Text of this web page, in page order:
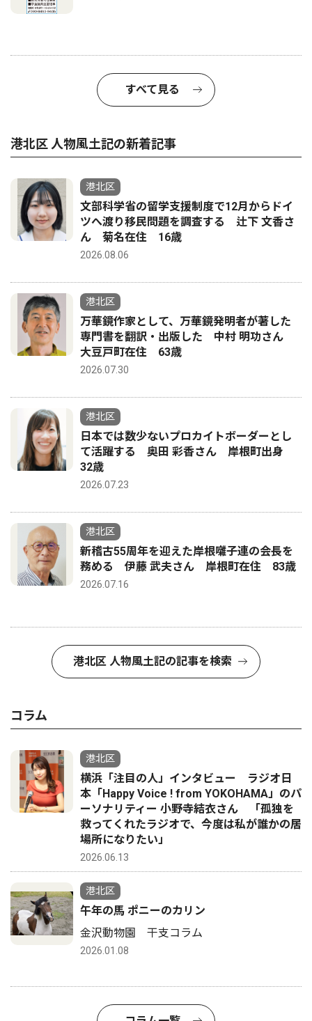
すべて見る
港北区 人物風土記の新着記事
港北区
文部科学省の留学支援制度で12月からドイ
ツへ渡り移民問題を調査する 辻下 文香さ
ん 菊名在住 16歳
2026.08.06
港北区
万華鏡作家として、万華鏡発明者が著した
専門書を翻訳・出版した 中村 明功さん
大豆戸町在住 63歳
2026.07.30
港北区
日本では数少ないプロカイトボーダーとし
て活躍する 奥田 彩香さん 岸根町出身
32歳
2026.07.23
港北区
新稽古55周年を迎えた岸根囃子連の会長を
務める 伊藤 武夫さん 岸根町在住 83歳
2026.07.16
港北区 人物風土記の記事を検索
コラム
港北区
横浜「注目の人」インタビュー ラジオ日
本「Happy Voice ! from YOKOHAMA」のパ
ーソナリティー 小野寺結衣さん 「孤独を
救ってくれたラジオで、今度は私が誰かの居
場所になりたい」
2026.06.13
港北区
午年の馬 ポニーのカリン
金沢動物園 干支コラム
2026.01.08